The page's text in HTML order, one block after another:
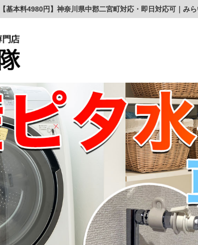
基本料4980円】神奈川県中郡二宮町対応・即日対応可｜み